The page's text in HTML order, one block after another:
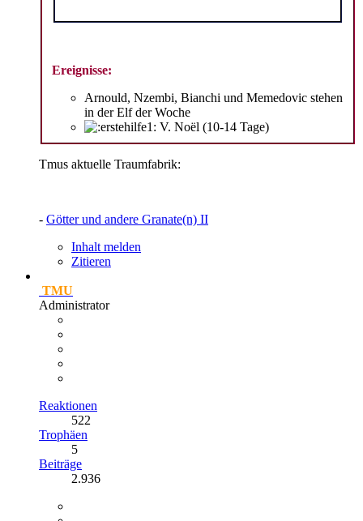
Ereignisse:
Arnould, Nzembi, Bianchi und Memedovic stehen
in der Elf der Woche
V. Noël (10-14 Tage)
Tmus aktuelle Traumfabrik:
- Götter und andere Granate(n) II
Inhalt melden
Zitieren
TMU
Administrator
Reaktionen
522
Trophäen
5
Beiträge
2.936